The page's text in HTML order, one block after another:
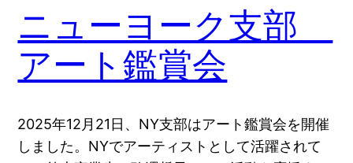
ニューヨーク支部
アート鑑賞会
2025年12月21日、NY支部はアート鑑賞会を開催
しました。NYでアーティストとして活躍されて